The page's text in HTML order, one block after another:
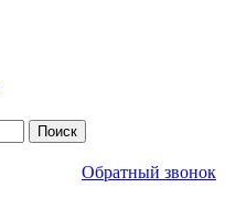
Обратный звонок